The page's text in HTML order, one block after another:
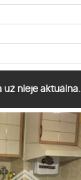
už nieje aktuálna.